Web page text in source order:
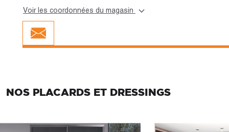
Voir les coordonnées du magasin
NOS PLACARDS ET DRESSINGS